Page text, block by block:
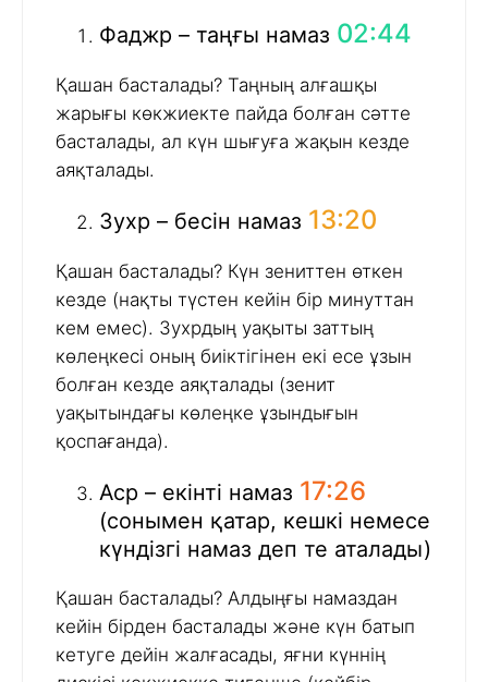
Фаджр – таңғы намаз 02:44
Қашан басталады? Таңның алғашқы
жарығы көкжиекте пайда болған сәтте
басталады, ал күн шығуға жақын кезде
аяқталады.
Зухр – бесін намаз 13:20
Қашан басталады? Күн зениттен өткен
кезде (нақты түстен кейін бір минуттан
кем емес). Зухрдың уақыты заттың
көлеңкесі оның биіктігінен екі есе ұзын
болған кезде аяқталады (зенит
уақытындағы көлеңке ұзындығын
қоспағанда).
Аср – екінті намаз 17:26
(сонымен қатар, кешкі немесе
күндізгі намаз деп те аталады)
Қашан басталады? Алдыңғы намаздан
кейін бірден басталады және күн батып
кетуге дейін жалғасады, яғни күннің